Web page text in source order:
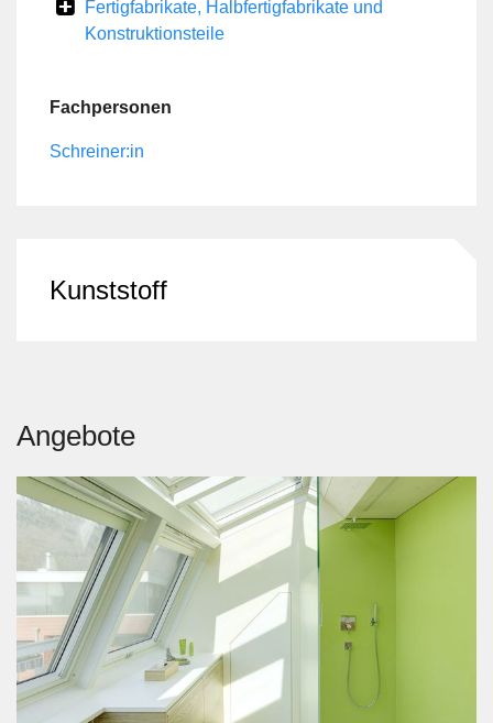
Fertigfabrikate, Halbfertigfabrikate und
Konstruktionsteile
Fachpersonen
Schreiner:in
Kunststoff
Angebote